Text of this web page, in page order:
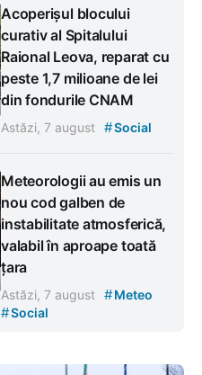
Acoperișul blocului
curativ al Spitalului
Raional Leova, reparat cu
peste 1,7 milioane de lei
din fondurile CNAM
Astăzi, 7 august #Social
Meteorologii au emis un
nou cod galben de
instabilitate atmosferică,
valabil în aproape toată
țara
Astăzi, 7 august #Meteo
#Social